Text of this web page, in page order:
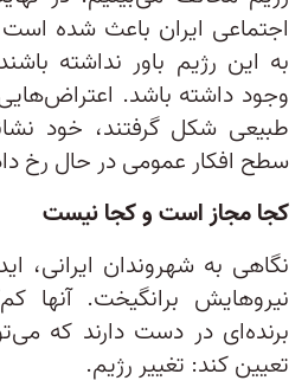
اجتماعی ایران باعث شده است
به این رژیم باور نداشته
وجود داشته باشد.
طبیعی شکل گرفتند، خود
سطح افکار عمومی در حال رخ
کجا مجاز است و کجا نیست
نگاهی به شهروندان ایرانی،
نیروهایش برانگیخت. آنها
برنده‌ای در دست دارند که
تعیین کند: تغییر رژیم.